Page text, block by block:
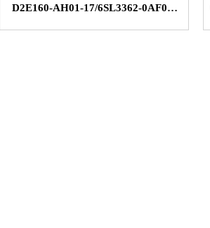
mới
nhất
D2E160-AH01-17/6SL3362-0AF01-
STC Việt Nam